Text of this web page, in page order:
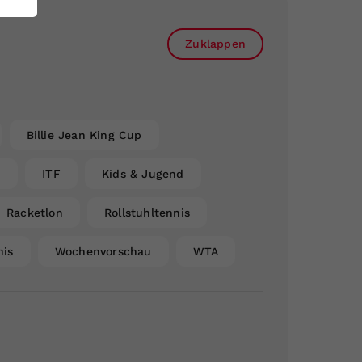
Zuklappen
Billie Jean King Cup
ITF Kids & Jugend
Racketlon Rollstuhltennis
Wochenvorschau WTA